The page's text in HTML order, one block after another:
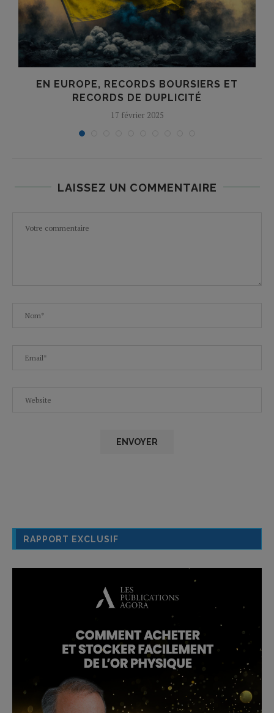
EN EUROPE, RECORDS BOURSIERS ET
RECORDS DE DUPLICITÉ
17 février 2025
LAISSEZ UN COMMENTAIRE
RAPPORT EXCLUSIF